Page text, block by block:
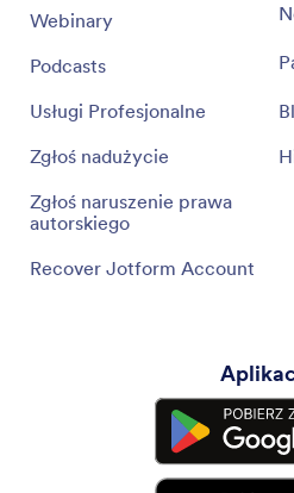
Webinary
Podcasts
Usługi Profesjonalne
Zgłoś nadużycie
Zgłoś naruszenie prawa
autorskiego
Recover Jotform Account